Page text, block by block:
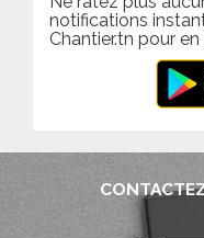
notifications
Chantier.tn pour